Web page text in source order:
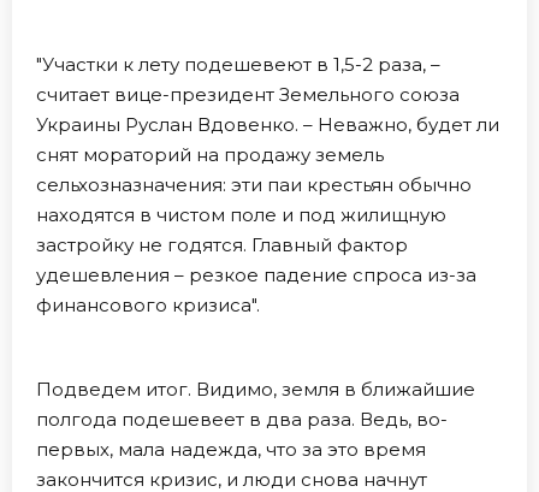
"Участки к лету подешевеют в 1,5-2 раза, –
считает вице-президент Земельного союза
Украины Руслан Вдовенко. – Неважно, будет ли
снят мораторий на продажу земель
сельхозназначения: эти паи крестьян обычно
находятся в чистом поле и под жилищную
застройку не годятся. Главный фактор
удешевления – резкое падение спроса из-за
финансового кризиса".
Подведем итог. Видимо, земля в ближайшие
полгода подешевеет в два раза. Ведь, во-
первых, мала надежда, что за это время
закончится кризис, и люди снова начнут